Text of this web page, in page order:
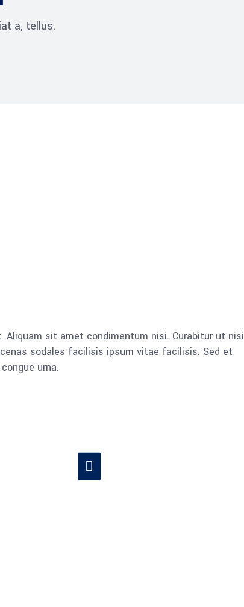
a, tellus.
sit amet condimentum nisi. Curabitur ut nisi
sodales facilisis ipsum vitae facilisis. Sed et
urna.